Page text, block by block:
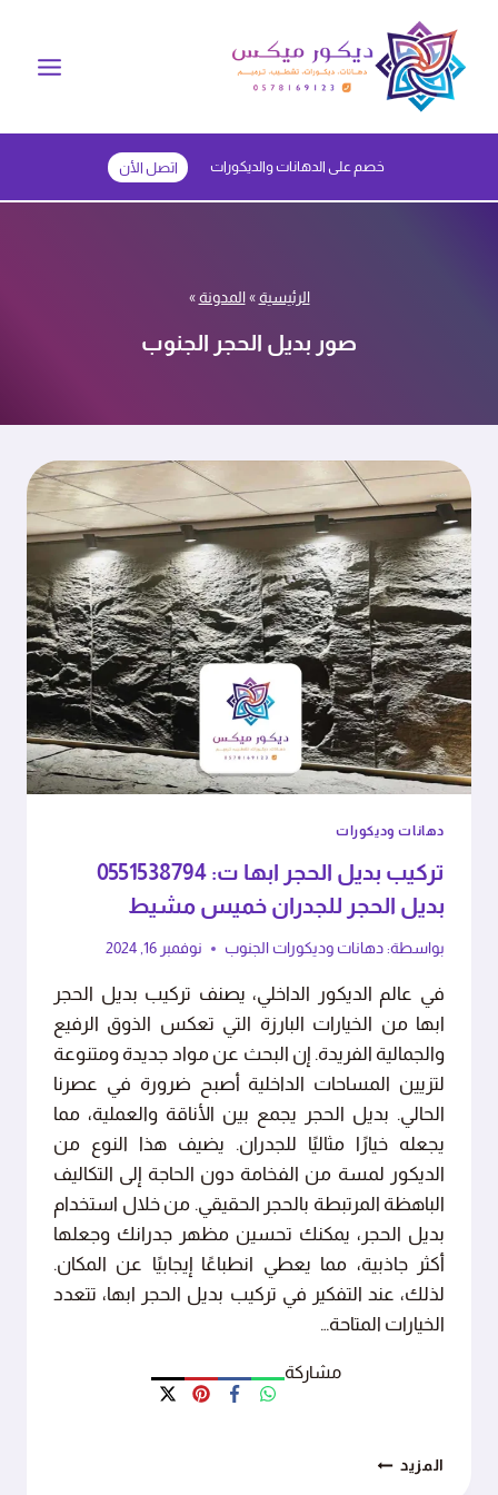
المحتوى
خصم على الدهانات والديكورات اتصل الأن
الرئيسية»المدونة»
صور بديل الحجر الجنوب
دهانات وديكورات
تركيب بديل الحجر ابها ت: 0551538794
بديل الحجر للجدران خميس مشيط
بواسطة: دهانات وديكورات الجنوب نوفمبر 16, 2024
في عالم الديكور الداخلي، يصنف تركيب بديل الحجر
ابها من الخيارات البارزة التي تعكس الذوق الرفيع
والجمالية الفريدة. إن البحث عن مواد جديدة ومتنوعة
لتزيين المساحات الداخلية أصبح ضرورة في عصرنا
الحالي. بديل الحجر يجمع بين الأناقة والعملية، مما
يجعله خيارًا مثاليًا للجدران. يضيف هذا النوع من
الديكور لمسة من الفخامة دون الحاجة إلى التكاليف
الباهظة المرتبطة بالحجر الحقيقي. من خلال استخدام
بديل الحجر، يمكنك تحسين مظهر جدرانك وجعلها
أكثر جاذبية، مما يعطي انطباعًا إيجابيًا عن المكان.
لذلك، عند التفكير في تركيب بديل الحجر ابها، تتعدد
الخيارات المتاحة…
مشاركة
المزيد تركيب